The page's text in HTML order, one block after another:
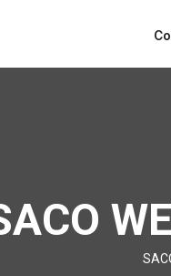
ブログ